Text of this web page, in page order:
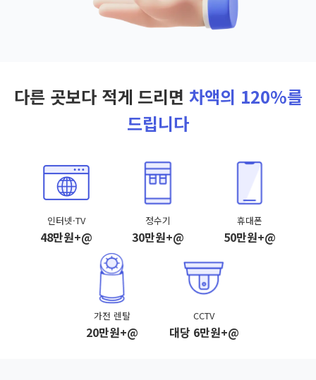
다른 곳보다 적게 드리면 차액의 120%를
드립니다
인터넷·TV
48만원+@
정수기
30만원+@
휴대폰
50만원+@
가전 렌탈
20만원+@
CCTV
대당 6만원+@